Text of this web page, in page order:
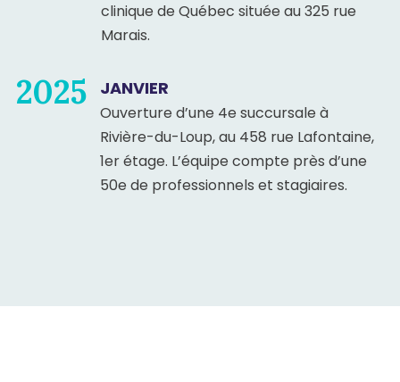
clinique de Québec située au 325 rue
Marais.
2025 JANVIER
Ouverture d’une 4e succursale à
Rivière-du-Loup, au 458 rue Lafontaine,
1er étage. L’équipe compte près d’une
50e de professionnels et stagiaires.